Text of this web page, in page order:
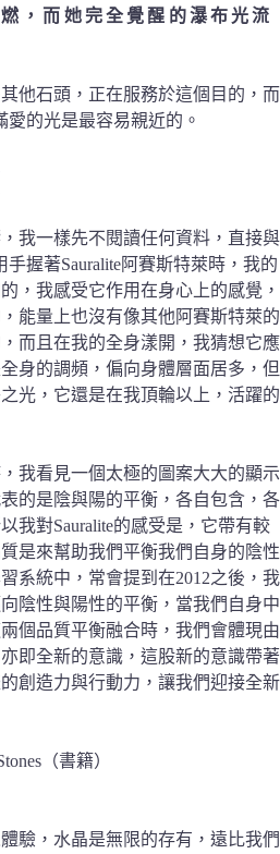
，而她完全覺醒的瀑布光流
他石頭，正在服務於這個目的，而
愛的光是最容易親近的。
我一樣先不閱讀任何資料，直接與
手握著Sauralite阿賽斯特萊時，我的
，我感受它作用在身心上的感覺，
能量上也沒有像其他阿賽斯特萊的
而且在我的全身漾開，我猜想它應
身的調頻，偏向身體層面居多，但
光，它還是在我頂輪以上，活躍的
我看見一個太極的圖案大大的顯示
的是陰與陽的平衡，各自包含，各
我對Sauralite的感受是，它帶有較
是來幫助我們平衡我們自身的陰性
系統中，常會提到在2012之後，我
陰性與陽性的平衡，當我們自身中
個品質平衡融合時，我們會體現由
即全新的意識，這股新的意識帶著
創造力與行動力，讓我們迎接全新
（書籍）
驗，水晶是無限的存有，遠比我們